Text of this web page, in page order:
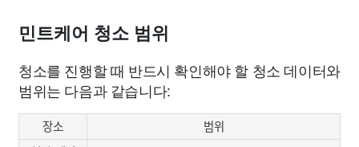
민트케어 청소 범위
청소를 진행할 때 반드시 확인해야 할 청소 데이터와
범위는 다음과 같습니다:
장소
범위